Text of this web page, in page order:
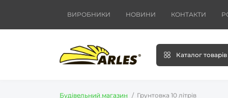
ВИРОБНИКИ НОВИНИ КОНТАКТИ
Каталог товарів
Будівельний магазин Грунтовка 10 літрів